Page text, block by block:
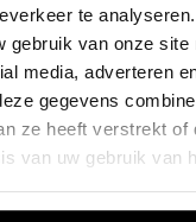
te
gebruik van onze site
media, adverteren
gegevens
ze heeft verstrekt of
van uw gebruik van
client-side exception
(see the browser
information).